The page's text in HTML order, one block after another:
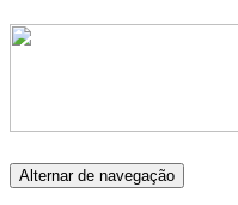
Alternar de navegação